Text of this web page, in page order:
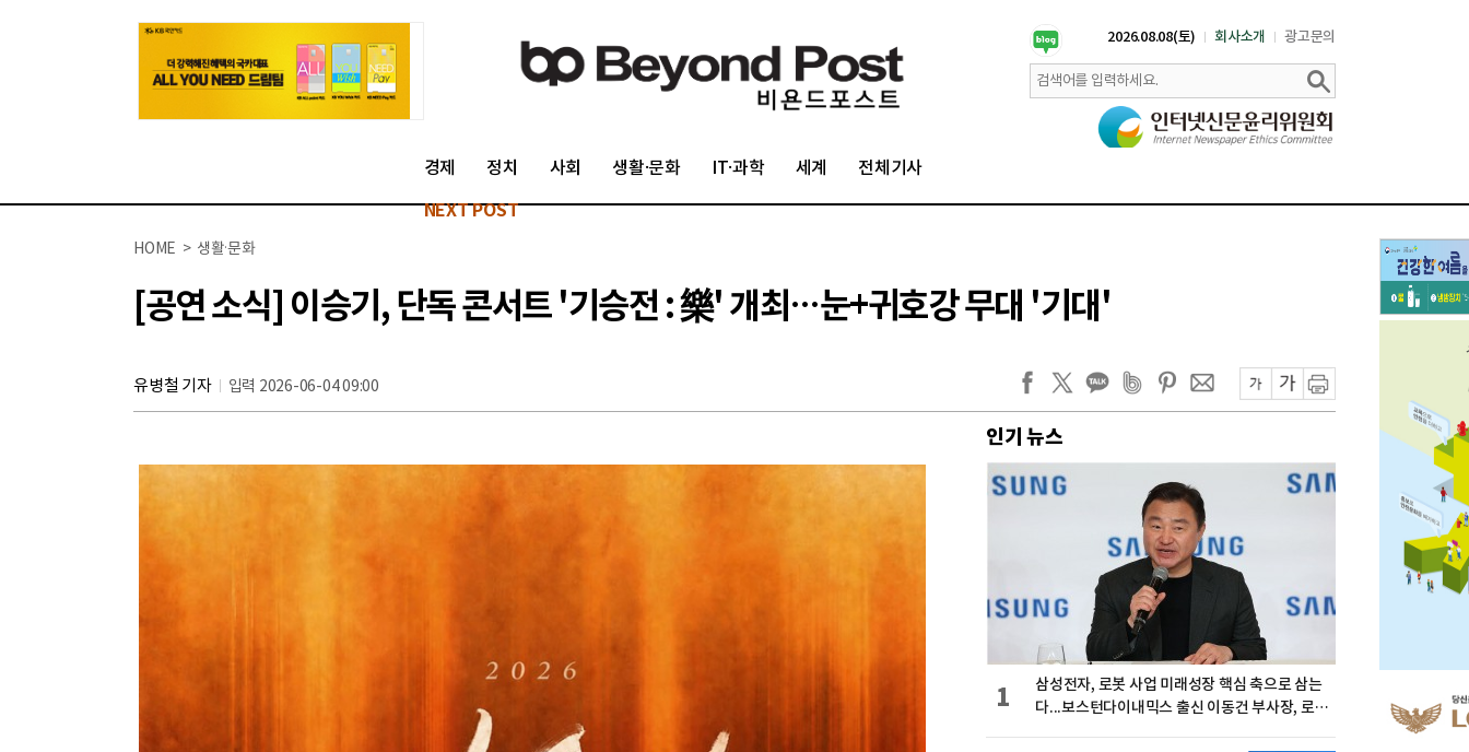
2026.08.08(토) 회사소개 광고문의
경제 정치 사회 생활·문화 IT·과학 세계 전체기사
NEXT POST
HOME > 생활·문화
[공연 소식] 이승기, 단독 콘서트 '기승전 : 樂' 개최…눈+귀호강 무대 '기대'
유병철 기자 입력 2026-06-04 09:00
인기 뉴스
삼성전자, 로봇 사업 미래성장 핵심 축으로 삼는
다...보스턴다이내믹스 출신 이동건 부사장, 로보
1